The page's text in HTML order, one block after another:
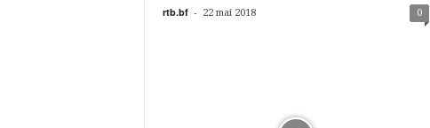
rtb.bf - 22 mai 2018 0